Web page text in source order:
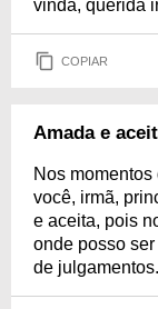
vinda, querida
COPIAR
Amada e
Nos
você, irmã,
e aceita, pois
onde posso
de julgamentos.